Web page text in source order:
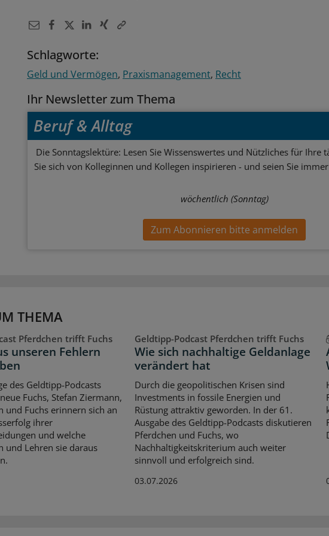
Schlagworte:
Geld und Vermögen Praxismanagement Recht
Ihr Newsletter zum Thema
Beruf & Alltag
Die Sonntagslektüre: Lesen Sie Wissenswertes und Nützliches für Ihre
Sie sich von Kolleginnen und Kollegen inspirieren - und seien Sie
wöchentlich (Sonntag)
Zum Abonnieren bitte anmelden
THEMA
Pferdchen trifft Fuchs
unseren Fehlern
des Geldtipp-Podcasts
Fuchs, Stefan Ziermann,
und Fuchs erinnern sich an
ihrer
und welche
und Lehren sie daraus
Geldtipp-Podcast Pferdchen trifft Fuchs
Wie sich nachhaltige Geldanlage
verändert hat
Durch die geopolitischen Krisen sind
Investments in fossile Energien und
Rüstung attraktiv geworden. In der 61.
Ausgabe des Geldtipp-Podcasts diskutieren
Pferdchen und Fuchs, wo
Nachhaltigkeitskriterium auch weiter
sinnvoll und erfolgreich sind.
03.07.2026